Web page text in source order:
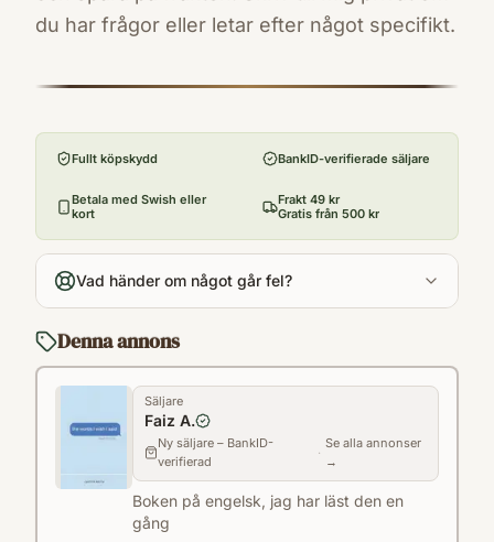
du har frågor eller letar efter något specifikt.
9781980858928
Independently Published
Utgivningsår
2018
Språk
en
Kategori
Format
Paperback
Fullt köpskydd BankID-verifierade säljare
Betala med Swish eller
kort
Frakt 49 kr
Gratis från 500 kr
Vad händer om något går fel?
Denna annons
Säljare
Faiz A.
Ny säljare – BankID-
verifierad
·
Se alla annonser
→
Boken på engelsk, jag har läst den en
gång